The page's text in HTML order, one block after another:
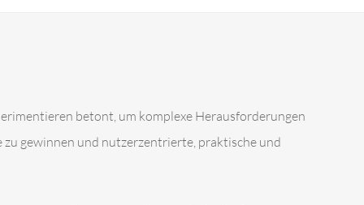
betont, um komplexe Herausforderungen
zu gewinnen und nutzerzentrierte, praktische und